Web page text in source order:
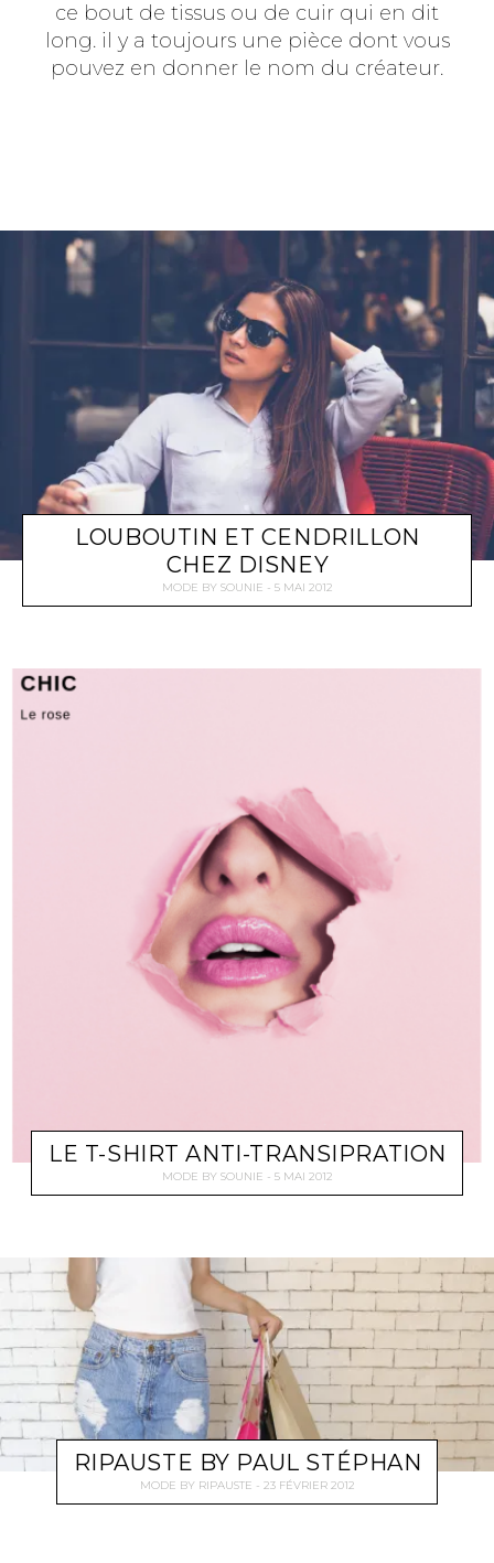
ce bout de tissus ou de cuir qui en dit
long. il y a toujours une pièce dont vous
pouvez en donner le nom du créateur.
LOUBOUTIN ET CENDRILLON
CHEZ DISNEY
MODE BY SOUNIE 5 MAI 2012
LE T-SHIRT ANTI-TRANSIPRATION
MODE BY SOUNIE 5 MAI 2012
RIPAUSTE BY PAUL STÉPHAN
MODE BY RIPAUSTE 23 FÉVRIER 2012